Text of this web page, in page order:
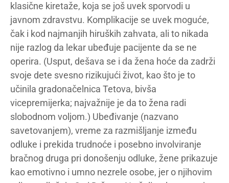
klasične kiretaže, koja se još uvek sporvodi u
javnom zdravstvu. Komplikacije se uvek moguće,
čak i kod najmanjih hiruških zahvata, ali to nikada
nije razlog da lekar ubeđuje pacijente da se ne
operira. (Usput, dešava se i da žena hoće da zadrži
svoje dete svesno rizikujući život, kao što je to
učinila gradonačelnica Tetova, bivša
vicepremijerka; najvažnije je da to žena radi
slobodnom voljom.) Ubeđivanje (nazvano
savetovanjem), vreme za razmišljanje između
odluke i prekida trudnoće i posebno involviranje
bračnog druga pri donošenju odluke, žene prikazuje
kao emotivno i umno nezrele osobe, jer o njihovim